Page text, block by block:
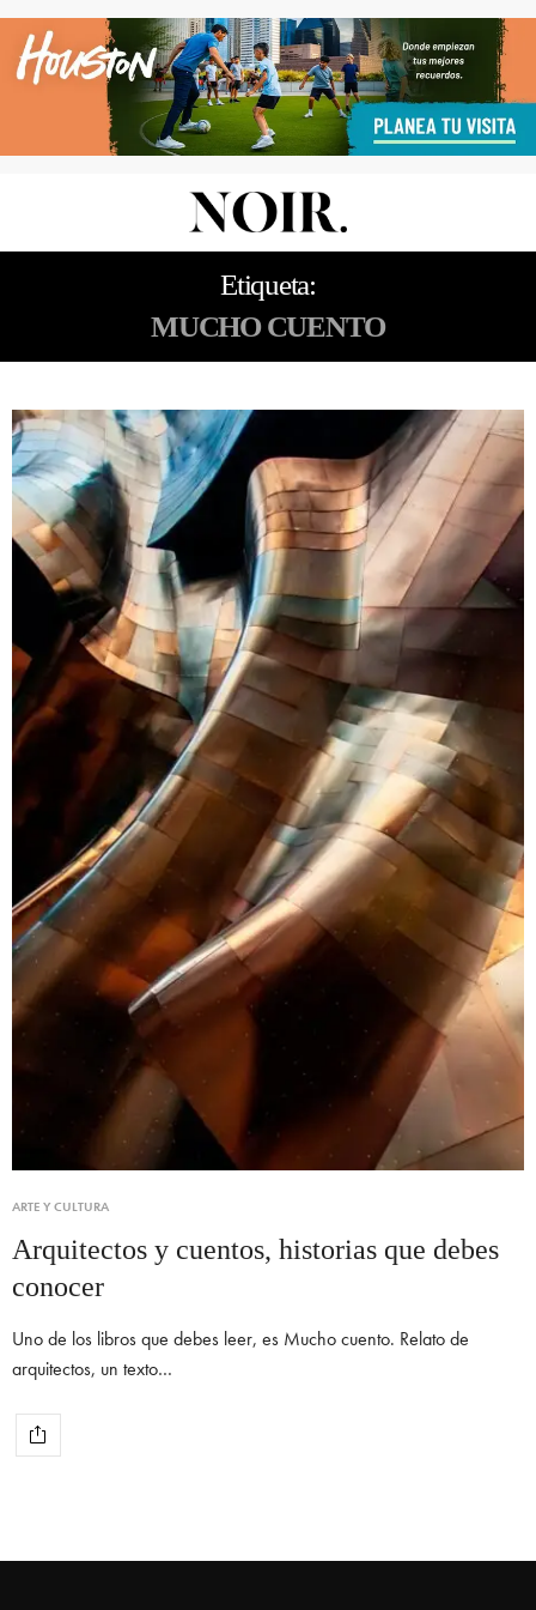
Etiqueta:
MUCHO CUENTO
ARTE Y CULTURA
Arquitectos y cuentos, historias que debes
conocer
Uno de los libros que debes leer, es Mucho cuento. Relato de
arquitectos, un texto…